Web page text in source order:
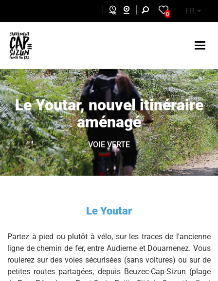
0 FR
Le Youtar, nouvel itinéraire
aménagé
VOIE VERTE
Le Youtar
Partez à pied ou plutôt à vélo, sur les traces de l'ancienne
ligne de chemin de fer, entre Audierne et Douarnenez. Vous
roulerez sur des voies sécurisées (sans voitures) ou sur de
petites routes partagées, depuis Beuzec-Cap-Sizun (plage